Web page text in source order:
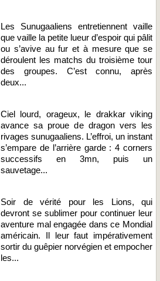
Les Sunugaaliens entretiennent vaille
que vaille la petite lueur d’espoir qui pâlit
ou s’avive au fur et à mesure que se
déroulent les matchs du troisième tour
des groupes. C’est connu, après
deux...
Ciel lourd, orageux, le drakkar viking
avance sa proue de dragon vers les
rivages sunugaaliens. L’effroi, un instant
s’empare de l’arrière garde : 4 corners
successifs en 3mn, puis un
sauvetage...
Soir de vérité pour les Lions, qui
devront se sublimer pour continuer leur
aventure mal engagée dans ce Mondial
américain. Il leur faut impérativement
sortir du guêpier norvégien et empocher
les...